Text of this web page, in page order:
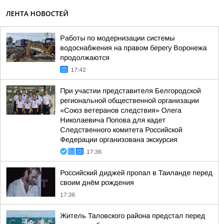
ЛЕНТА НОВОСТЕЙ
Работы по модернизации системы
водоснабжения на правом берегу Воронежа
продолжаются
17:42
При участии представителя Белгородской
региональной общественной организации
«Союз ветеранов следствия» Олега
Николаевича Попова для кадет
Следственного комитета Российской
Федерации организована экскурсия
17:36
Российский диджей пропал в Таиланде перед
своим днём рождения
17:36
Житель Таловского района предстал перед